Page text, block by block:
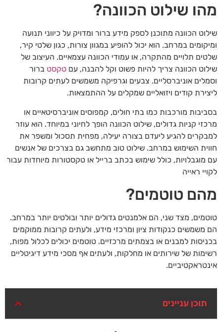
מהו שילוט הכוונה?
שילוט הכוונה מתוכנן לספק מידע ברור ומדויק על כיווני תנועה
ומיקומים במרחב. הוא יכול להופיע במגוון צורות, כגון שלטי קיר,
שלטים תלויים מהתקרה, או עמודי הכוונה עצמאיים. העיצוב של
שילוט הכוונה צריך להיות פשוט וקל להבנה, עם טקסט ברור
וסמלים אוניברסליים. צבעים וגרפיקה משמשים לעתים קרובות
ליצירת קודים ויזואליים שמקלים על ההתמצאות.
בסביבות מורכבות כמו בתי חולים, קמפוסים אוניברסיטאיים או
מרכזי קניות גדולים, שילוט הכוונה הופך לחיוני במיוחד. הוא עוזר
למבקרים להגיע ליעדם בצורה יעילה, מפחית תסכול ומשפר את
חווית השימוש במרחב. שילוט טוב מתחשב גם בצרכים של אנשים
עם מוגבלויות, כולל שימוש בכתב ברייל או טקסטורות מיוחדות עבור
לקויי ראייה
מהם טוטמים?
טוטמים, מצד שני, הם אלמנטים גדולים יותר ובולטים יותר במרחב.
הם משמשים כנקודות ציון ומרכזי מידע, ולעתים קרובות ממוקמים
בכניסות למבנים או בצמתים מרכזיים. טוטמים יכולים לכלול מפות,
רשימות של שירותים או מחלקות, ולעתים אף מסכי מידע דיגיטליים
אינטראקטיביים.
תוכן עניינים